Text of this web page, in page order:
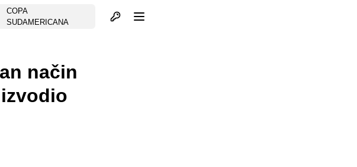
COPA
SUDAMERICANA
Otvori profil
način